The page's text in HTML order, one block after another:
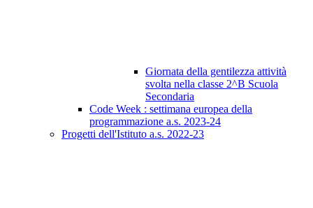
Giornata della gentilezza attività
svolta nella classe 2^B Scuola
Secondaria
Code Week : settimana europea della
programmazione a.s. 2023-24
Progetti dell'Istituto a.s. 2022-23